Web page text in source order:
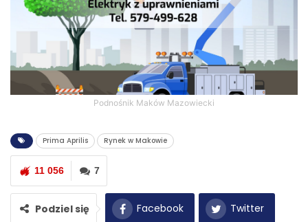
Podnośnik Maków Mazowiecki
Prima Aprilis Rynek w Makowie
7
11 056
Podziel się Facebook Twitter